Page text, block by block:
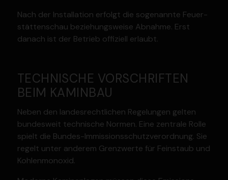
Nach der Instal­lation erfolgt die sogenannte Feuer­
stät­ten­schau bezie­hungs­weise Abnahme. Erst
danach ist der Betrieb offiziell erlaubt.
TECHNISCHE VORSCHRIFTEN
BEIM KAMINBAU
Neben den landes­recht­lichen Regelungen gelten
bundesweit technische Normen. Eine zentrale Rolle
spielt die Bundes-Immis­­si­ons­­schut­z­­ver­­­ordnung. Sie
regelt unter anderem Grenz­werte für Feinstaub und
Kohlen­monoxid.